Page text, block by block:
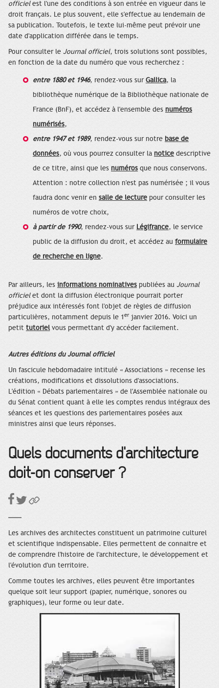
officielest l'une des conditions à son entrée en vigueur dans le
droit français. Le plus souvent, elle s'effectue au lendemain de
sa publication. Toutefois, le texte lui-même peut prévoir une
date d'application différée dans le temps.
Pour consulter le Journal officiel, trois solutions sont possibles,
en fonction de la date du numéro que vous recherchez :
entre 1880 et 1946, rendez-vous surGallica, la
bibliothèque numérique de la Bibliothèque nationale de
France (BnF), et accédez à l'ensemble des numéros
numérisés,
entre 1947 et 1989, rendez-vous sur notre base de
données, où vous pourrez consulter la notice descriptive
de ce titre, ainsi que les numéros que nous conservons.
Attention : notre collection n'est pas numérisée ; il vous
faudra donc venir en salle de lecture pour consulter les
numéros de votre choix,
à partir de 1990, rendez-vous sur Légifrance, le service
public de la diffusion du droit, et accédez au formulaire
de recherche en ligne.
Par ailleurs, les informations nominatives publiées au Journal
officielet dont la diffusion électronique pourrait porter
préjudice aux intéressés font l'objet de règles de diffusion
particulières, notamment depuis le 1er janvier 2016. Voici un
petit tutoriel vous permettant d'y accéder facilement.
Autres éditions du Journal officiel
Un fascicule hebdomadaire intitulé « Associations » recense les
créations, modifications et dissolutions d'associations.
L'édition « Débats parlementaires » de l'Assemblée nationale ou
du Sénat contient quant à elle les comptes rendus intégraux des
séances et les questions des parlementaires posées aux
ministres ainsi que leurs réponses.
Quels documents d'architecture
doit-on conserver ?
Les archives des architectes constituent un patrimoine culturel
et scientifique indispensable. Elles permettent de connaitre et
de comprendre l'histoire de l'architecture, le développement et
l'évolution d'un territoire.
Comme toutes les archives, elles peuvent être importantes
quelque soit leur support (papier, numérique, sonores ou
graphiques), leur forme ou leur date.